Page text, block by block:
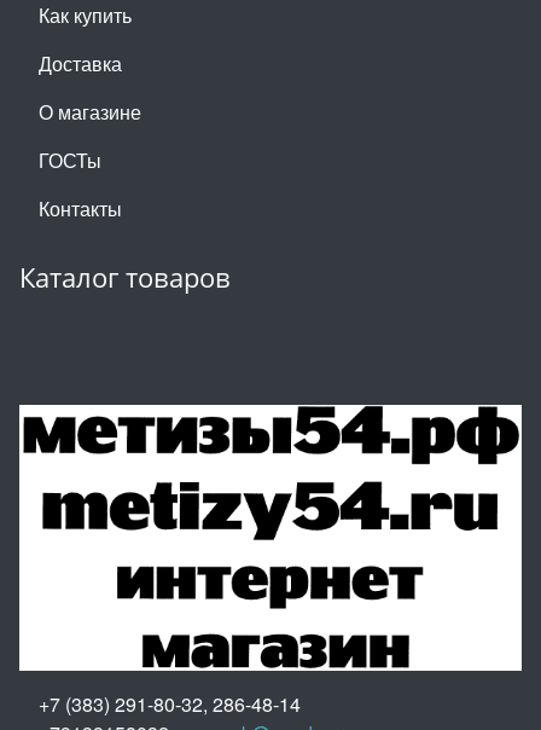
Как купить
Доставка
О магазине
ГОСТы
Контакты
Каталог товаров
+7 (383) 291-80-32, 286-48-14